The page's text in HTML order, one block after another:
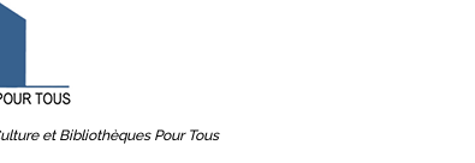
et Bibliothèques Pour Tous